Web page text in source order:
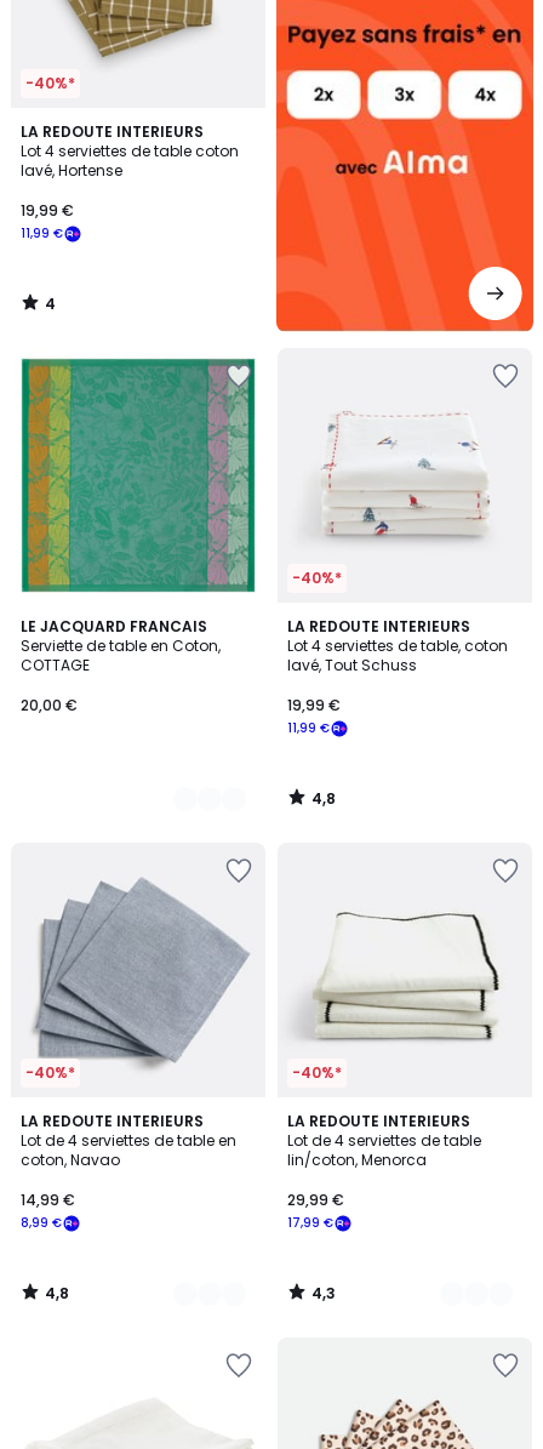
-40%*
LA REDOUTE INTERIEURS
Lot 4 serviettes de table coton
lavé, Hortense
11,99 €
19,99 €
4
/
5
4
/
LE JACQUARD FRANCAIS
Serviette de table en Coton,
COTTAGE
20,00 €
3
Couleurs
-40%*
LA REDOUTE INTERIEURS
Lot 4 serviettes de table, coton
lavé, Tout Schuss
11,99 €
19,99 €
4,8
/ 5
4,8
/
-40%*
LA REDOUTE INTERIEURS
Lot de 4 serviettes de table en
coton, Navao
8,99 €
14,99 €
4,8
/ 5
3
Couleurs
4,8
/
-40%*
LA REDOUTE INTERIEURS
Lot de 4 serviettes de table
lin/coton, Menorca
17,99 €
29,99 €
4,3
/ 5
4
Couleurs
4,3
/